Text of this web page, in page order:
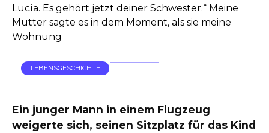
Lucía. Es gehört jetzt deiner Schwester.“ Meine
Mutter sagte es in dem Moment, als sie meine
Wohnung
LEBENSGESCHICHTE
Ein junger Mann in einem Flugzeug
weigerte sich, seinen Sitzplatz für das Kind